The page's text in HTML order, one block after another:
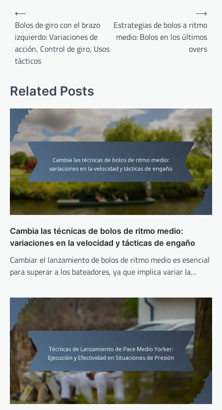
Post
navigation
⟵
Bolos de giro con el brazo
izquierdo: Variaciones de
acción, Control de giro, Usos
tácticos
Estrategias de bolos a ritmo
medio: Bolos en los últimos
overs
⟶
Related Posts
Cambia las técnicas de bolos de ritmo medio:
variaciones en la velocidad y tácticas de engaño
Cambiar el lanzamiento de bolos de ritmo medio es esencial
para superar a los bateadores, ya que implica variar la…